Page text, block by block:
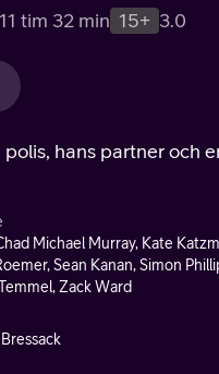
1 tim 32 min 15+ 3.0
polis, hans partner och
Michael Murray, Kate
Sean Kanan, Simon
Zack Ward